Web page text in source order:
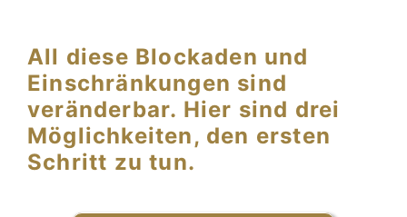
All diese Blockaden und
Einschränkungen sind
veränderbar. Hier sind drei
Möglichkeiten, den ersten
Schritt zu tun.